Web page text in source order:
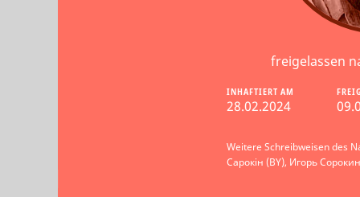
freigelassen
INHAFTIERT AM
28.02.2024
Weitere Schreibweisen des
Сарокін (BY), Игорь